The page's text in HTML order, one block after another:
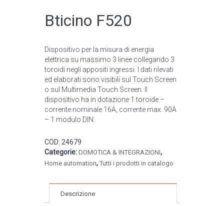
Bticino F520
Dispositivo per la misura di energia
elettrica su massimo 3 linee collegando 3
toroidi negli appositi ingressi. I dati rilevati
ed elaborati sono visibili sul Touch Screen
o sul Multimedia Touch Screen. Il
dispositivo ha in dotazione 1 toroide –
corrente nominale 16A, corrente max. 90A
– 1 modulo DIN.
COD: 24679
Categorie: DOMOTICA & INTEGRAZIONI,
Home automation, Tutti i prodotti in catalogo
Descrizione